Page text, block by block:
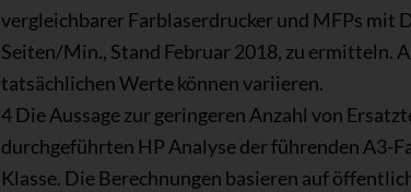
vergleichbarer Farblaserdrucker und MFPs mit
Seiten/Min., Stand Februar 2018, zu ermitteln.
tatsächlichen Werte können variieren.
4 Die Aussage zur geringeren Anzahl von
durchgeführten HP Analyse der führenden A3-
Klasse. Die Berechnungen basieren auf